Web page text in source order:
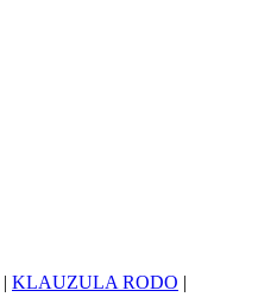
| KLAUZULA RODO |